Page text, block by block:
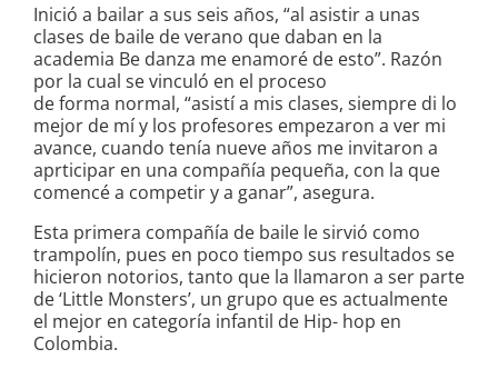
Inició a bailar a sus seis años, “al asistir a unas
clases de baile de verano que daban en la
academia Be danza me enamoré de esto”. Razón
por la cual se vinculó en el proceso
de forma normal, “asistí a mis clases, siempre di lo
mejor de mí y los profesores empezaron a ver mi
avance, cuando tenía nueve años me invitaron a
aprticipar en una compañía pequeña, con la que
comencé a competir y a ganar”, asegura.
Esta primera compañía de baile le sirvió como
trampolín, pues en poco tiempo sus resultados se
hicieron notorios, tanto que la llamaron a ser parte
de ‘Little Monsters’, un grupo que es actualmente
el mejor en categoría infantil de Hip- hop en
Colombia.